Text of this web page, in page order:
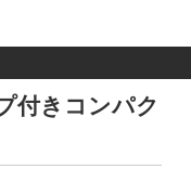
付きコンパク